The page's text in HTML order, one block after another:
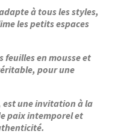
à tous les styles,
les petits espaces
feuilles en mousse et
pour une
est une invitation à la
paix intemporel et